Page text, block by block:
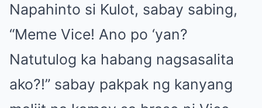
Napahinto si Kulot, sabay sabing,
“Meme Vice! Ano po ‘yan?
Natutulog ka habang nagsasalita
ako?!” sabay pakpak ng kanyang